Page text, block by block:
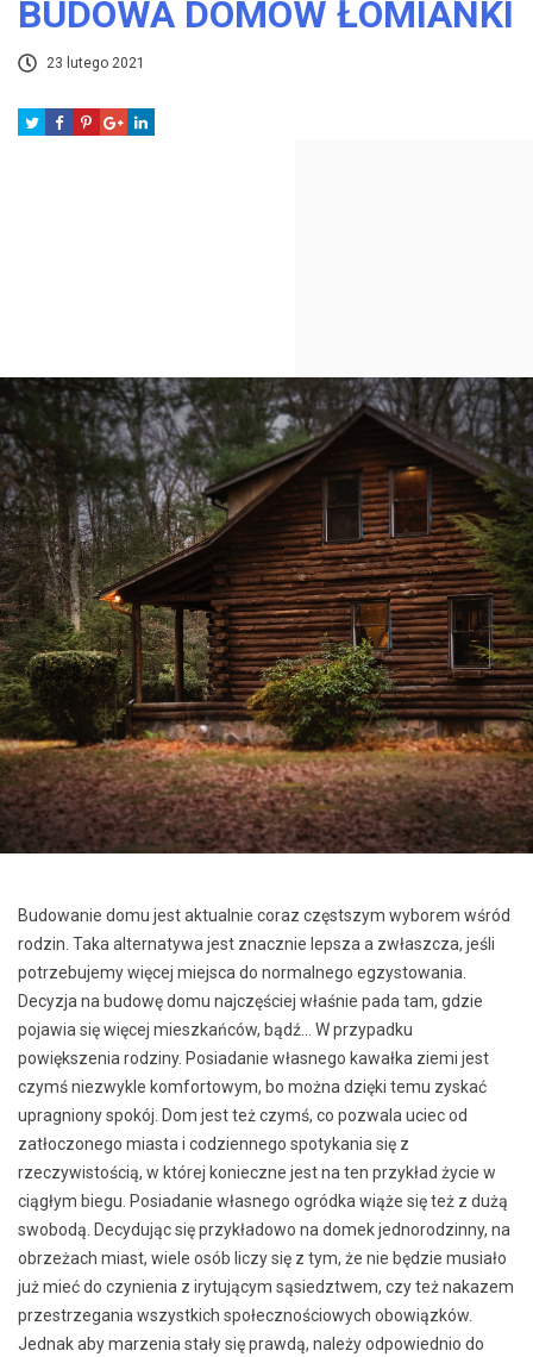
BUDOWA DOMÓW ŁOMIANKI
23 lutego 2021
Budowanie domu jest aktualnie coraz częstszym wyborem wśród
rodzin. Taka alternatywa jest znacznie lepsza a zwłaszcza, jeśli
potrzebujemy więcej miejsca do normalnego egzystowania.
Decyzja na budowę domu najczęściej właśnie pada tam, gdzie
pojawia się więcej mieszkańców, bądź… W przypadku
powiększenia rodziny. Posiadanie własnego kawałka ziemi jest
czymś niezwykle komfortowym, bo można dzięki temu zyskać
upragniony spokój. Dom jest też czymś, co pozwala uciec od
zatłoczonego miasta i codziennego spotykania się z
rzeczywistością, w której konieczne jest na ten przykład życie w
ciągłym biegu. Posiadanie własnego ogródka wiąże się też z dużą
swobodą. Decydując się przykładowo na domek jednorodzinny, na
obrzeżach miast, wiele osób liczy się z tym, że nie będzie musiało
już mieć do czynienia z irytującym sąsiedztwem, czy też nakazem
przestrzegania wszystkich społecznościowych obowiązków.
Jednak aby marzenia stały się prawdą, należy odpowiednio do